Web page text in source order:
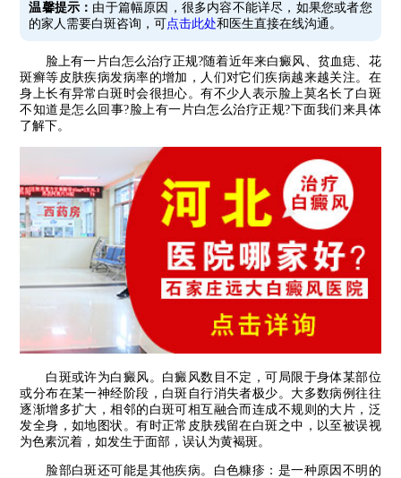
温馨提示： 由于篇幅原因，很多内容不能详尽，如果您或者您
的家人需要白斑咨询，可点击此处和医生直接在线沟通。
脸上有一片白怎么治疗正规?随着近年来白癜风、贫血痣、花
斑癣等皮肤疾病发病率的增加，人们对它们疾病越来越关注。在
身上长有异常白斑时会很担心。有不少人表示脸上莫名长了白斑
不知道是怎么回事?脸上有一片白怎么治疗正规?下面我们来具体
了解下。
白斑或许为白癜风。白癜风数目不定，可局限于身体某部位
或分布在某一神经阶段，白斑自行消失者极少。大多数病例往往
逐渐增多扩大，相邻的白斑可相互融合而连成不规则的大片，泛
发全身，如地图状。有时正常皮肤残留在白斑之中，以至被误视
为色素沉着，如发生于面部，误认为黄褐斑。
脸部白斑还可能是其他疾病。白色糠疹：是一种原因不明的